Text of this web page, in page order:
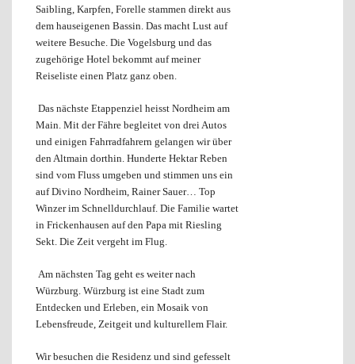
Saibling, Karpfen, Forelle stammen direkt aus
dem hauseigenen Bassin. Das macht Lust auf
weitere Besuche. Die Vogelsburg und das
zugehörige Hotel bekommt auf meiner
Reiseliste einen Platz ganz oben.
Das nächste Etappenziel heisst Nordheim am
Main. Mit der Fähre begleitet von drei Autos
und einigen Fahrradfahrern gelangen wir über
den Altmain dorthin. Hunderte Hektar Reben
sind vom Fluss umgeben und stimmen uns ein
auf Divino Nordheim, Rainer Sauer… Top
Winzer im Schnelldurchlauf. Die Familie wartet
in Frickenhausen auf den Papa mit Riesling
Sekt. Die Zeit vergeht im Flug.
Am nächsten Tag geht es weiter nach
Würzburg. Würzburg ist eine Stadt zum
Entdecken und Erleben, ein Mosaik von
Lebensfreude, Zeitgeit und kulturellem Flair.
Wir besuchen die Residenz und sind gefesselt